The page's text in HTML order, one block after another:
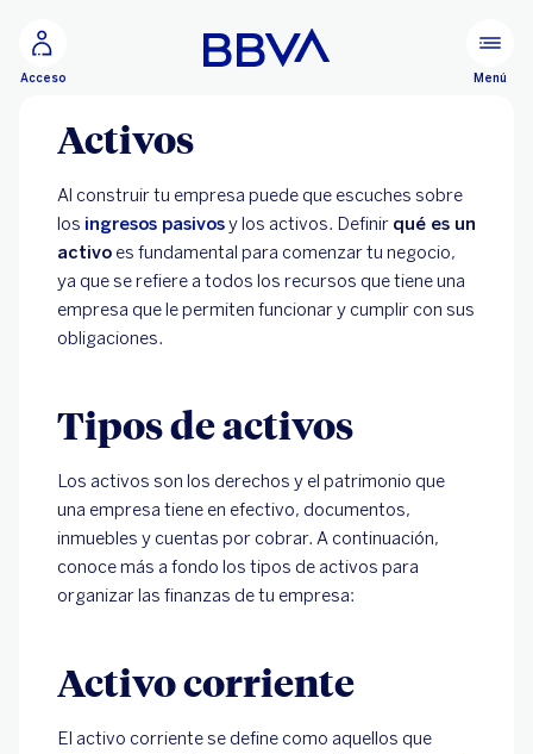
Acceso Menú
Activos
Al construir tu empresa puede que escuches sobre
los ingresos pasivosy los activos. Definir qué es un
activo es fundamental para comenzar tu negocio,
ya que se refiere a todos los recursos que tiene una
empresa que le permiten funcionar y cumplir con sus
obligaciones.
Tipos de activos
Los activos son los derechos y el patrimonio que
una empresa tiene en efectivo, documentos,
inmuebles y cuentas por cobrar. A continuación,
conoce más a fondo los tipos de activos para
organizar las finanzas de tu empresa:
Activo corriente
El activo corriente se define como aquellos que